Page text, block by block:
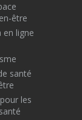
être
en ligne
santé
les